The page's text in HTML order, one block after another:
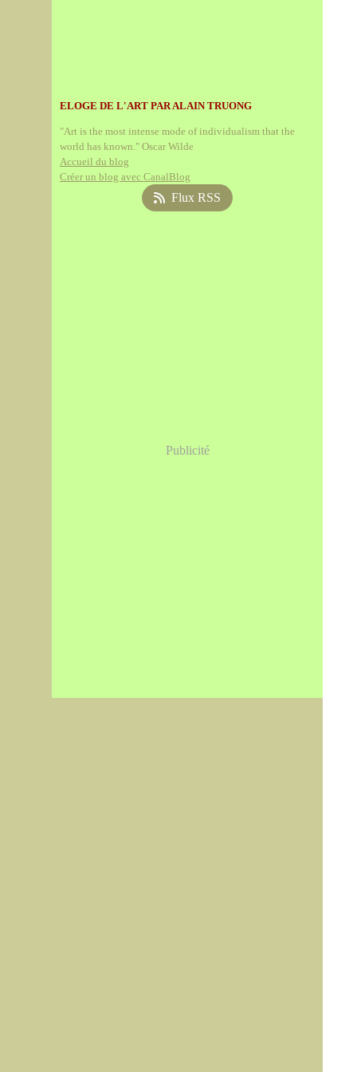
ELOGE DE L'ART PAR ALAIN TRUONG
"Art is the most intense mode of individualism that the
world has known." Oscar Wilde
Accueil du blog
Créer un blog avec CanalBlog
Flux RSS
Publicité